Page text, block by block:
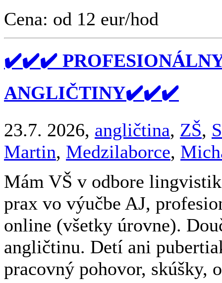
Cena: od 12 eur/hod
✔️✔️✔️
ANGLIČTINY✔️✔️✔️
23.7. 2026, angličtina, ZŠ,
Martin, Medzilaborce,
Mám VŠ v odbore
prax vo výučbe AJ,
online (všetky úrovne).
angličtinu. Detí ani
pracovný pohovor, skúšky,